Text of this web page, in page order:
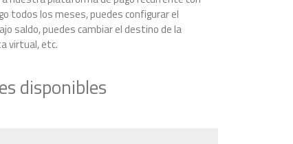
todos los meses, puedes configurar el
saldo, puedes cambiar el destino de la
virtual, etc.
disponibles